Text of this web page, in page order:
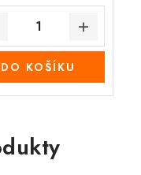
DO KOŠÍKU